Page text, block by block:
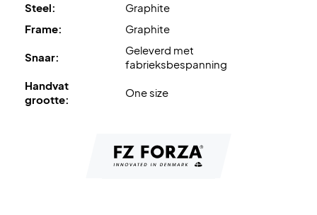
Steel:
Graphite
Frame:
Graphite
Snaar:
Geleverd met
fabrieksbespanning
Handvat
grootte:
One size